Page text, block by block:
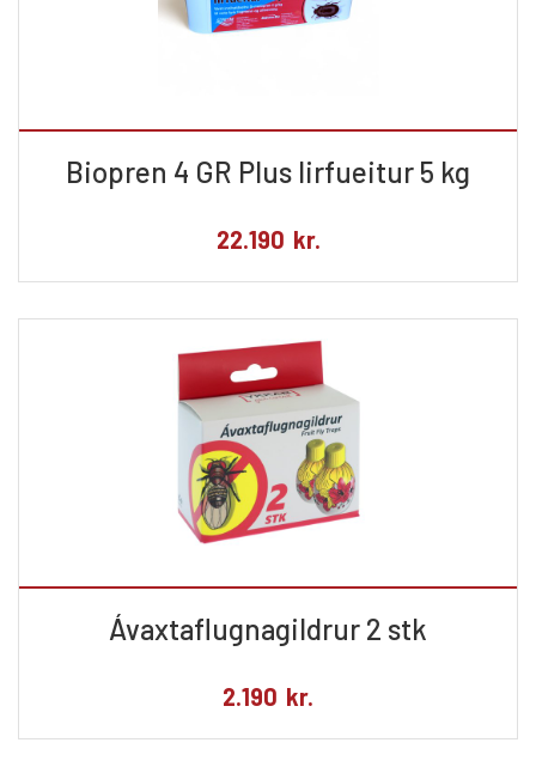
Biopren 4 GR Plus lirfueitur 5 kg
22.190 kr.
Ávaxtaflugnagildrur 2 stk
2.190 kr.